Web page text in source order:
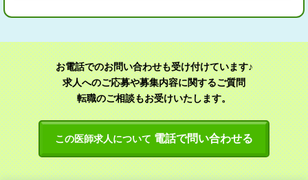
お電話でのお問い合わせも受け付けています♪
求人へのご応募や募集内容に関するご質問
転職のご相談もお受けいたします。
この医師求人について 電話で問い合わせる